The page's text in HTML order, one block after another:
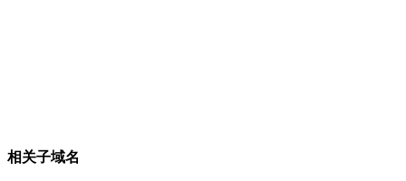
相关子域名